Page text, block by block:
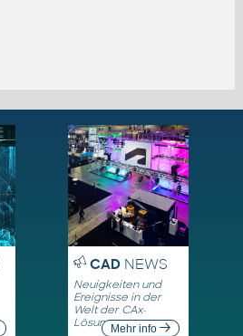
CADNEWS
Neuigkeiten und
Ereignisse in der
Welt der CAx-
LösungenMehr info